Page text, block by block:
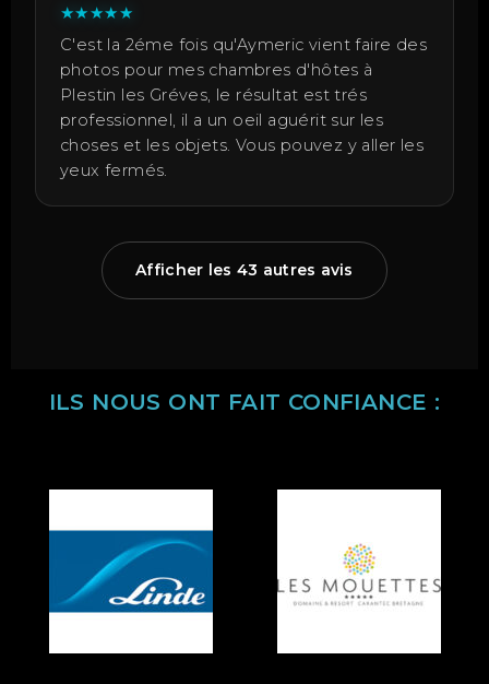
★★★★★
C'est la 2éme fois qu'Aymeric vient faire des
photos pour mes chambres d'hôtes à
Plestin les Gréves, le résultat est trés
professionnel, il a un oeil aguérit sur les
choses et les objets. Vous pouvez y aller les
yeux fermés.
Afficher les 43 autres avis
ILS NOUS ONT FAIT CONFIANCE :